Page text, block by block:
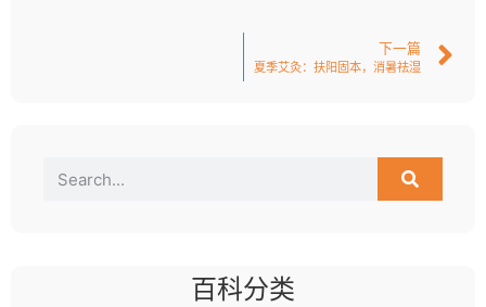
下一篇
夏季艾灸：扶阳固本，消暑祛湿
百科分类